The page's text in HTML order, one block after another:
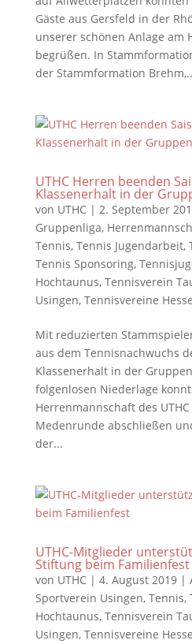
Gäste aus Gersfeld in der
unserer schönen Anlage am
begrüßen. In
der Stammformation
UTHC Herren beenden
Klassenerhalt in der
von UTHC| 2. September
Gruppenliga,
Tennis, Tennis Jugendarbeit,
Tennis Sponsoring,
Hochtaunus, Tennisverein
Usingen, Tennisvereine
Mit reduzierten
aus dem Tennisnachwuchs
Klassenerhalt in der
folgenlosen Niederlage
Herrenmannschaft des
Medenrunde abschließen
der...
UTHC-Mitglieder
Stiftung beim Familienfest
von UTHC| 4. August 2019|
Sportverein Usingen, Tennis,
Hochtaunus, Tennisverein
Usingen, Tennisvereine